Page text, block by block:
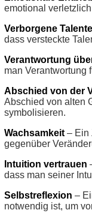
emotional
Verborgene Talente
dass versteckte
Verantwortung
man Verantwortung
Abschied von der
Abschied von alten
symbolisieren.
Wachsamkeit – Ein
gegenüber
Intuition vertrauen
dass man seiner
Selbstreflexion –
notwendig ist, um